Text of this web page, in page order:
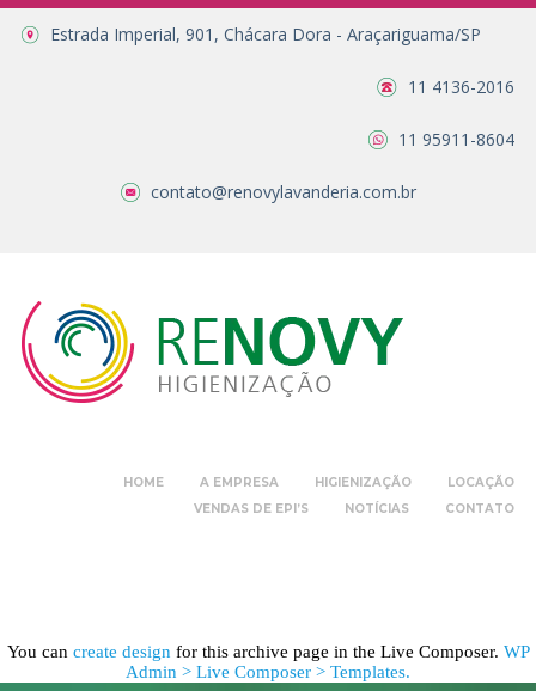
Estrada Imperial, 901, Chácara Dora - Araçariguama/SP
11 4136-2016
11 95911-8604
contato@renovylavanderia.com.br
HOME A EMPRESA HIGIENIZAÇÃO
LOCAÇÃO
VENDAS DE EPI’S
NOTÍCIAS CONTATO
You can create design for this archive page in the Live Composer. WP
Admin > Live Composer > Templates.